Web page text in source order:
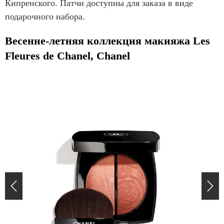
Кипренского. Патчи доступны для заказа в виде
подарочного набора.
Весенне-летняя коллекция макияжа Les
Fleures de Chanel, Chanel